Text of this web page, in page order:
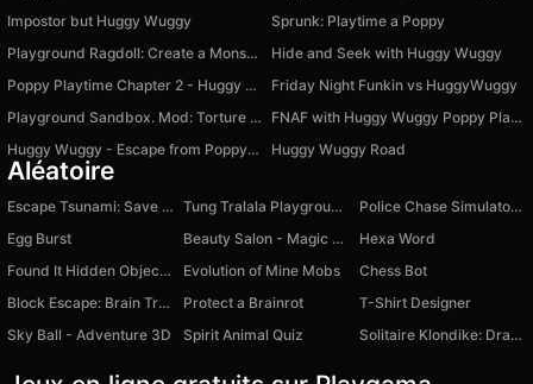
Impostor but Huggy Wuggy
Sprunk: Playtime a Poppy
Playground Ragdoll: Create a Monster
Hide and Seek with Huggy Wuggy
Poppy Playtime Chapter 2 - Huggy Wuggy
Friday Night Funkin vs HuggyWuggy
Playground Sandbox. Mod: Torture Ragdoll
FNAF with Huggy Wuggy Poppy Playtime
Huggy Wuggy - Escape from Poppy Playtime
Huggy Wuggy Road
Aléatoire
Escape Tsunami: Save and Steal Brainrot Tung Tralala Playground: Italian Meme Sandbox
Police Chase Simulator Online
Egg Burst
Beauty Salon - Magic Princess
Hexa Word
Found It Hidden Object Game
Evolution of Mine Mobs
Chess Bot
Block Escape: Brain Training
Protect a Brainrot
T-Shirt Designer
Sky Ball - Adventure 3D
Spirit Animal Quiz Solitaire Klondike: Draw 1 or 3 cards